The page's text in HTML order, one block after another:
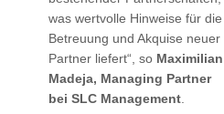
was wertvolle Hinweise für die
Betreuung und Akquise neuer
Partner liefert“, so Maximilian
Madeja, Managing Partner
bei SLC Management